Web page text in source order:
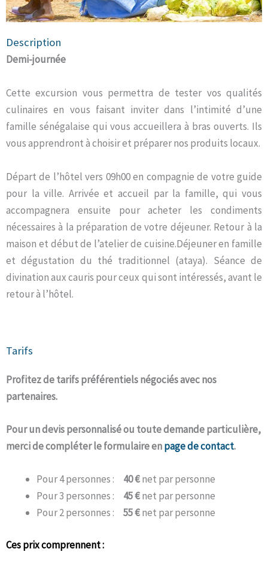
Description
Demi-journée
Cette excursion vous permettra de tester vos qualités
culinaires en vous faisant inviter dans l’intimité d’une
famille sénégalaise qui vous accueillera à bras ouverts. Ils
vous apprendront à choisir et préparer nos produits locaux.
Départ de l’hôtel vers 09h00 en compagnie de votre guide
pour la ville. Arrivée et accueil par la famille, qui vous
accompagnera ensuite pour acheter les condiments
nécessaires à la préparation de votre déjeuner. Retour à la
maison et début de l’atelier de cuisine.Déjeuner en famille
et dégustation du thé traditionnel (ataya). Séance de
divination aux cauris pour ceux qui sont intéressés, avant le
retour à l’hôtel.
Tarifs
Profitez de tarifs préférentiels négociés avec nos
partenaires.
Pour un devis personnalisé ou toute demande particulière,
merci de compléter le formulaire enpage de contact.
Pour 4 personnes : 40 €net par personne
Pour 3 personnes : 45 €net par personne
Pour 2 personnes : 55 €net par personne
Ces prix comprennent :